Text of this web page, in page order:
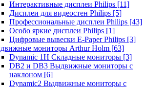
Интерактивные дисплеи Philips [11]
Дисплеи для видеостен Philips [5]
Профессиональные дисплеи Philips [43]
Особо яркие дисплеи Philips [1]
Цифровые вывески E-Paper Philips [3]
мониторы Arthur Holm [63]
Dynamic 1Н Складные мониторы [3]
DB2 и DB3 Выдвижные мониторы с
наклоном [6]
Dynamic2 Выдвижные мониторы с